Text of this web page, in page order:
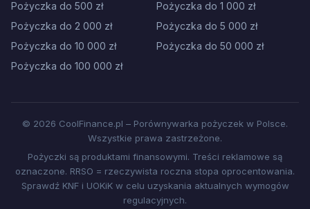
Pożyczka do 500 zł
Pożyczka do 1 000 zł
Pożyczka do 2 000 zł
Pożyczka do 5 000 zł
Pożyczka do 10 000 zł
Pożyczka do 50 000 zł
Pożyczka do 100 000 zł
© 2026 CoolFinance.pl – Porównywarka pożyczek w Polsce.
Wszystkie prawa zastrzeżone.
Pożyczki są produktami finansowymi. Treści reklamowe są
oznaczone. RRSO = rzeczywista roczna stopa oprocentowania.
Sprawdź KNF i UOKiK w celu uzyskania aktualnych wymogów
regulacyjnych.